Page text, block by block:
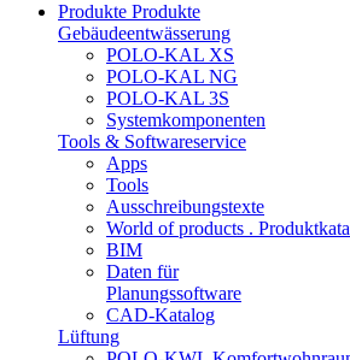
Produkte Produkte
Gebäudeentwässerung
POLO-KAL XS
POLO-KAL NG
POLO-KAL 3S
Systemkomponenten
Tools & Softwareservice
Apps
Tools
Ausschreibungstexte
World of products .
BIM
Daten für
Planungssoftware
CAD-Katalog
Lüftung